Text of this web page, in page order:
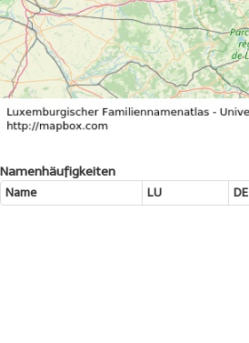
Namenhäufigkeiten
Name LU DE